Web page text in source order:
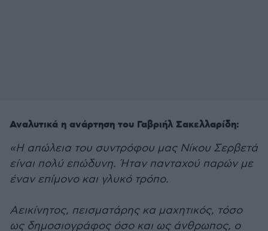
Αναλυτικά η ανάρτηση του Γαβριήλ Σακελλαρίδη:
«Η απώλεια του συντρόφου μας Νίκου Σερβετά
είναι πολύ επώδυνη. Ήταν πανταχού παρών με
έναν επίμονο και γλυκό τρόπο.
Αεικίνητος, πεισματάρης κα μαχητικός, τόσο
ως δημοσιογράφος όσο και ως άνθρωπος, ο